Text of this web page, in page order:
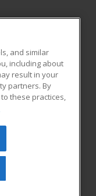
All rights
be reproduced or
prior written
Privacy Policy
and similar
including about
result in your
partners. By
these practices,